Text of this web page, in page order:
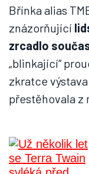
Břínka alias
znázorňující
zrcadlo
„blinkající“
zkratce
přestěhovala z